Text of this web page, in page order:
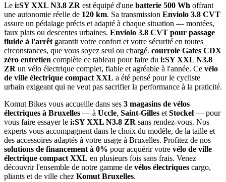
Le i:SY XXL N3.8 ZR est équipé d'une batterie 500 Wh offrant
une autonomie réelle de 120 km. Sa transmission Enviolo 3.8 CVT
assure un pédalage précis et adapté à chaque situation — montées,
faux plats ou descentes urbaines. Enviolo 3.8 CVT pour passage
fluide à l'arrêt garantit votre confort et votre sécurité en toutes
circonstances, que vous soyez seul ou chargé. courroie Gates CDX
zéro entretien complète ce tableau pour faire du i:SY XXL N3.8
ZR un vélo électrique complet, fiable et agréable à l'année. Ce vélo
de ville électrique compact XXL a été pensé pour le cycliste
urbain exigeant qui ne veut pas sacrifier la performance à la praticité.
Komut Bikes vous accueille dans ses 3 magasins de vélos
électriques à Bruxelles — à Uccle, Saint-Gilles et Stockel — pour
vous faire essayer le i:SY XXL N3.8 ZR sans rendez-vous. Nos
experts vous accompagnent dans le choix du modèle, de la taille et
des accessoires adaptés à votre usage à Bruxelles. Profitez de nos
solutions de financement à 0% pour acquérir votre vélo de ville
électrique compact XXL en plusieurs fois sans frais. Venez
découvrir l'ensemble de notre gamme de vélos électriques cargo,
pliants et de ville chez Komut Bruxelles.